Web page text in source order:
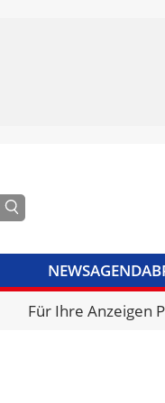
NEWSAGENDA
VIDEOSBIBLIOTHEK
Für Ihre Anzeigen